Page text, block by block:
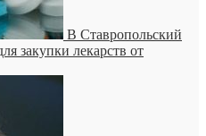
В Ставропольский
закупки лекарств от